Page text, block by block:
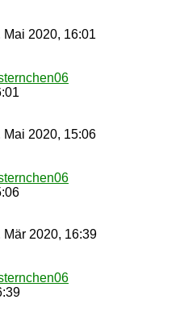
Mai 2020, 16:01
Mai 2020, 15:06
Mär 2020, 16:39